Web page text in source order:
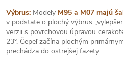
Výbrus: Modely M95 a M07 majú
v podstate o plochý výbrus
verzii s povrchovou úpravou
23°. Čepeľ začína plochým
prechádza do ostrejšej fazety.